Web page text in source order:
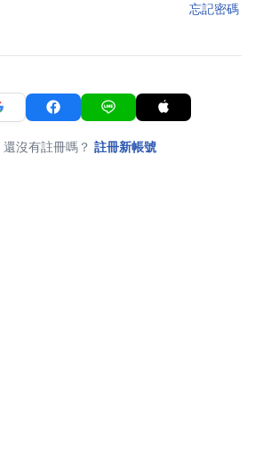
忘記密碼
還沒有註冊嗎？ 註冊新帳號